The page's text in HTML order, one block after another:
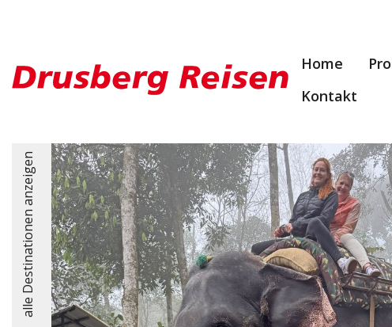
Home
Kontakt
alle Destinationen anzeigen